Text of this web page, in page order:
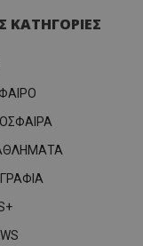
ΚΑΤΗΓΟΡΙΕΣ